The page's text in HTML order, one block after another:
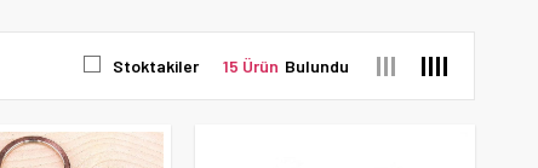
Stoktakiler 15 Ürün